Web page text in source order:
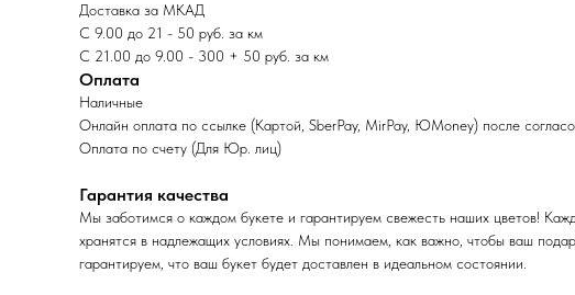
Доставка за МКАД
С 9.00 до 21 - 50 руб. за км
С 21.00 до 9.00 - 300 + 50 руб. за км
Оплата
Наличные
Онлайн оплата по ссылке (Картой, SberPay, MirPay, ЮMoney) после
Оплата по счету (Для Юр. лиц)
Гарантия качества
Мы заботимся о каждом букете и гарантируем свежесть наших цветов!
хранятся в надлежащих условиях. Мы понимаем, как важно, чтобы ваш
гарантируем, что ваш букет будет доставлен в идеальном состоянии.